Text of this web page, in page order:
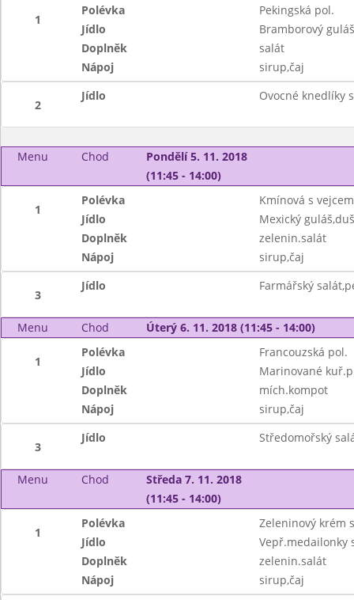
1
Polévka
Pekingská pol.
Jídlo
Bramborový
Doplněk
salát
Nápoj
sirup,čaj
2
Jídlo Ovocné knedlíky
Menu Chod
Pondělí 5. 11. 2018
(11:45 - 14:00)
1
Polévka
Kmínová s vejcem
Jídlo
Mexický
Doplněk
zelenin.salát
Nápoj
sirup,čaj
3
Jídlo Farmářský
Menu Chod Úterý 6. 11. 2018 (11:45 - 14:00)
1
Polévka
Francouzská pol.
Jídlo
Marinované
Doplněk
mích.kompot
Nápoj
sirup,čaj
3
Jídlo Středomořský
Menu Chod
Středa 7. 11. 2018
(11:45 - 14:00)
1
Polévka
Zeleninový krém
Jídlo
Vepř.medailonky
Doplněk
zelenin.salát
Nápoj
sirup,čaj